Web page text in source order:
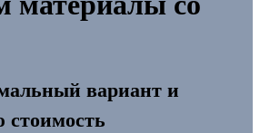
вариант и
стоимость